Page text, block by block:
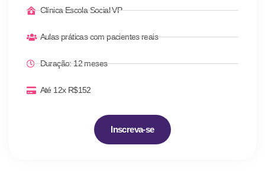
Clínica Escola Social VP
Aulas práticas com pacientes reais
Duração: 12 meses
Até 12x R$152
Inscreva-se